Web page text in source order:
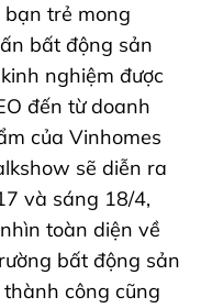
bạn trẻ mong
bất động sản
nghiệm được
đến từ doanh
của Vinhomes
sẽ diễn ra
và sáng 18/4,
toàn diện về
bất động sản
công cũng